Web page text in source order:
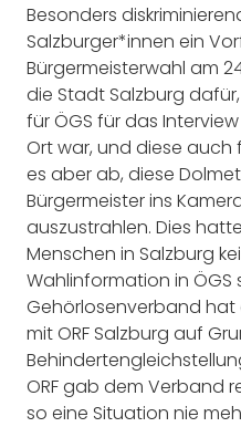
Besonders
Salzburger*innen ein
Bürgermeisterwahl am
die Stadt Salzburg
für ÖGS für das
Ort war, und diese auch
es aber ab, diese
Bürgermeister ins
auszustrahlen. Dies
Menschen in Salzburg
Wahlinformation in ÖGS
Gehörlosenverband hat
mit ORF Salzburg auf
ORF gab dem Verband
so eine Situation nie